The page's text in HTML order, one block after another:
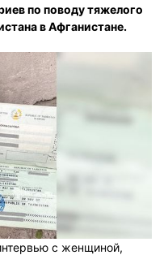
по поводу тяжелого
в Афганистане.
с женщиной,